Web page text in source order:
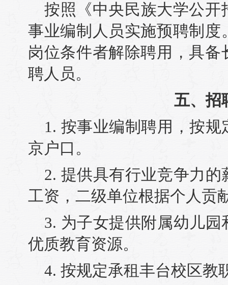
按照《中央民族大学公
事业编制人员实施预聘制
岗位条件者解除聘用，具
聘人员。
五、招
1. 按事业编制聘用，按
京户口。
2. 提供具有行业竞争力
工资，二级单位根据个人贡
3. 为子女提供附属幼儿
优质教育资源。
4. 按规定承租丰台校区教